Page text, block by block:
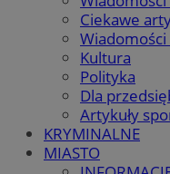
Ciekawe
Kultura
Polityka
Dla
Artykuły
KRYMINALNE
MIASTO